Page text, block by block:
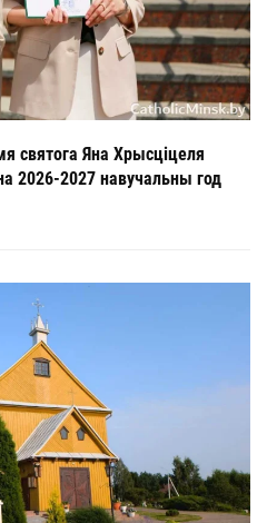
святога Яна Хрысціцеля
2026-2027 навучальны год